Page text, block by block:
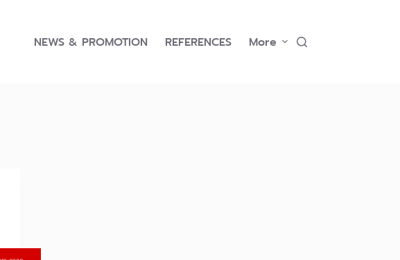
NEWS & PROMOTION REFERENCES More